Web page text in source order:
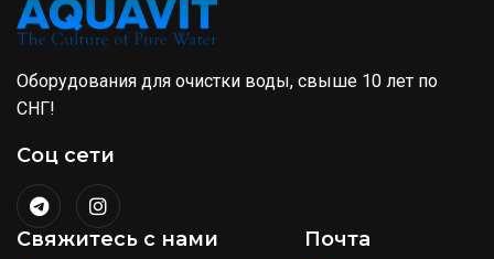
Оборудования для очистки воды, свыше 10 лет по
СНГ!
Соц сети
Свяжитесь с нами Почта